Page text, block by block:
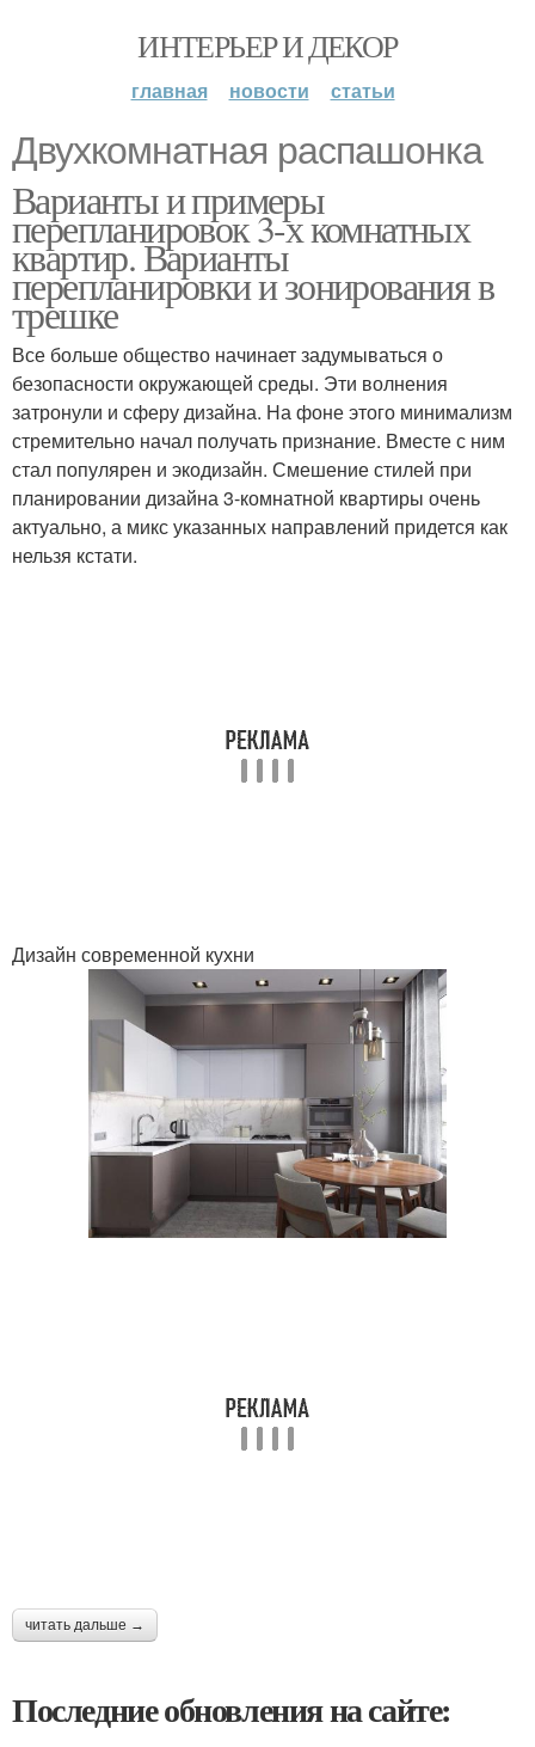
ИНТЕРЬЕР И ДЕКОР
главная новости статьи
Двухкомнатная распашонка
Варианты и примеры
перепланировок 3-х комнатных
квартир. Варианты
перепланировки и зонирования в
трешке
Все больше общество начинает задумываться о
безопасности окружающей среды. Эти волнения
затронули и сферу дизайна. На фоне этого минимализм
стремительно начал получать признание. Вместе с ним
стал популярен и экодизайн. Смешение стилей при
планировании дизайна 3-комнатной квартиры очень
актуально, а микс указанных направлений придется как
нельзя кстати.
Дизайн современной кухни
читать дальше →
Последние обновления на сайте: